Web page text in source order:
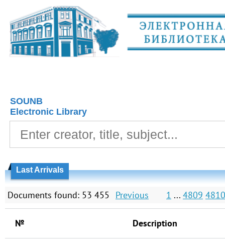
SOUNB
Electronic Library
Last Arrivals
Documents found: 53 455 Previous 1 ... 4809 4810
№
Description